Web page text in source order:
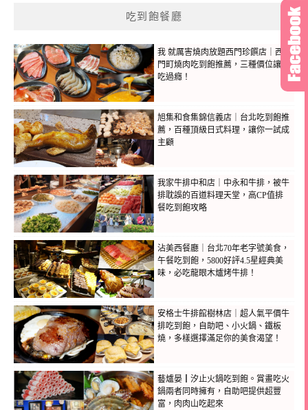
吃到飽餐廳
我 就厲害燒肉放題西門珍饌店｜西
門町燒肉吃到飽推薦，三種價位讓你
吃過癮！
旭集和食集錦信義店｜台北吃到飽推
薦，百種頂級日式料理，讓你一試成
主顧
我家牛排中和店｜中永和牛排，被牛
排耽誤的百道料理天堂，高CP值排
餐吃到飽攻略
沾美西餐廳｜台北70年老字號美食，
午餐吃到飽，5800好評4.5星經典美
味，必吃龍眼木爐烤牛排！
安格士牛排館樹林店｜超人氣平價牛
排吃到飽，自助吧、小火鍋、鐵板
燒，多樣選擇滿足你的美食渴望！
藝爐晏┃汐止火鍋吃到飽。賞畫吃火
鍋兩者同時擁有，自助吧提供超豐
富，肉肉山吃起來